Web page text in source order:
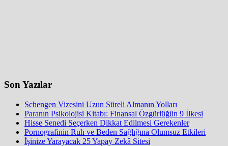
Son Yazılar
Schengen Vizesini Uzun Süreli Almanın Yolları
Paranın Psikolojisi Kitabı: Finansal Özgürlüğün 9 İlkesi
Hisse Senedi Seçerken Dikkat Edilmesi Gerekenler
Pornografinin Ruh ve Beden Sağlığına Olumsuz Etkileri
İşinize Yarayacak 25 Yapay Zekâ Sitesi